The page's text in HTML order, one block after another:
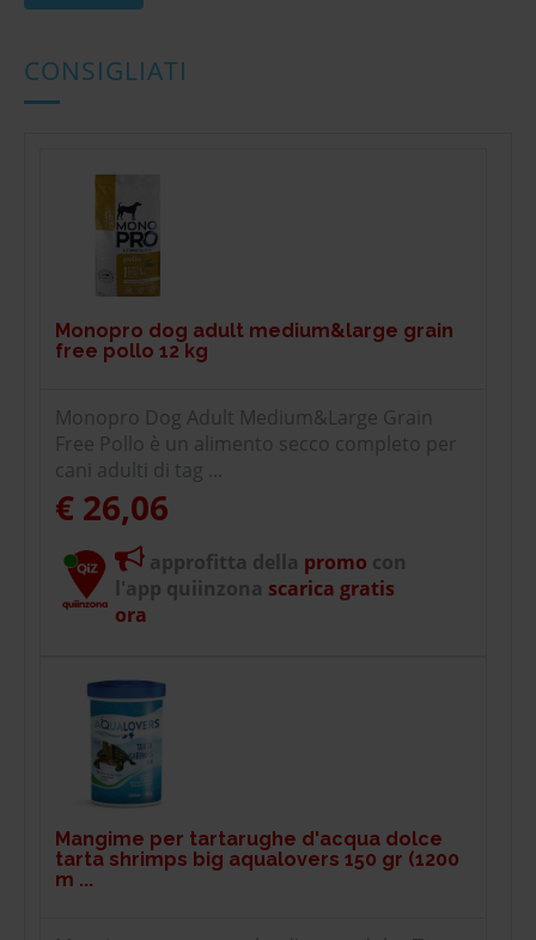
CONSIGLIATI
Monopro dog adult medium&large grain
free pollo 12 kg
Monopro Dog Adult Medium&Large Grain
Free Pollo è un alimento secco completo per
cani adulti di tag ...
€ 26,06
approfitta della promo con
l'app quiinzona scarica gratis
ora
Mangime per tartarughe d'acqua dolce
tarta shrimps big aqualovers 150 gr (1200
m ...